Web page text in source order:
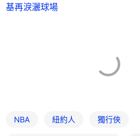
基再淚灑球場
NBA 紐約人 獨行俠